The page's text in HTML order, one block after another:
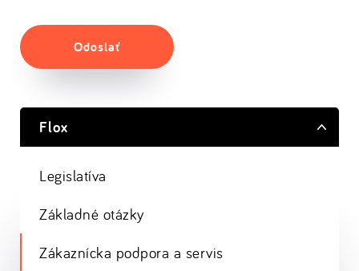
Odoslať
Flox
Legislatíva
Základné otázky
Zákaznícka podpora a servis